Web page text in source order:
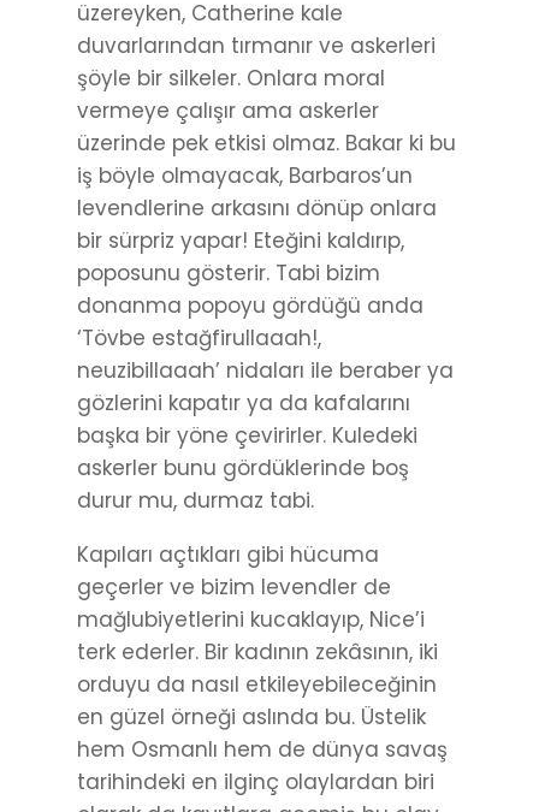
üzereyken, Catherine kale
duvarlarından tırmanır ve askerleri
şöyle bir silkeler. Onlara moral
vermeye çalışır ama askerler
üzerinde pek etkisi olmaz. Bakar ki bu
iş böyle olmayacak, Barbaros’un
levendlerine arkasını dönüp onlara
bir sürpriz yapar! Eteğini kaldırıp,
poposunu gösterir. Tabi bizim
donanma popoyu gördüğü anda
‘Tövbe estağfirullaaah!,
neuzibillaaah’ nidaları ile beraber ya
gözlerini kapatır ya da kafalarını
başka bir yöne çevirirler. Kuledeki
askerler bunu gördüklerinde boş
durur mu, durmaz tabi.
Kapıları açtıkları gibi hücuma
geçerler ve bizim levendler de
mağlubiyetlerini kucaklayıp, Nice’i
terk ederler. Bir kadının zekâsının, iki
orduyu da nasıl etkileyebileceğinin
en güzel örneği aslında bu. Üstelik
hem Osmanlı hem de dünya savaş
tarihindeki en ilginç olaylardan biri